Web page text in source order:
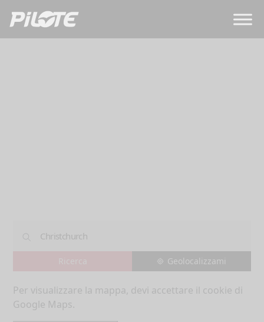
Geolocalizzami
Per visualizzare la mappa, devi accettare il cookie di
Google Maps.